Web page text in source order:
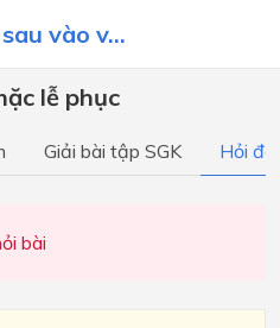
vào v...
lễ phục
Giải bài tập SGK Hỏi
bài